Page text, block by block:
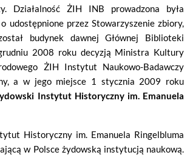
Działalność ŻIH INB prowadzona była
udostępnione przez Stowarzyszenie zbiory,
budynek dawnej Głównej Biblioteki
2008 roku decyzją Ministra Kultury
ŻIH Instytut Naukowo-Badawczy
a w jego miejsce 1 stycznia 2009 roku
Instytut Historyczny im. Emanuela
Historyczny im. Emanuela Ringelbluma
w Polsce żydowską instytucją naukową.